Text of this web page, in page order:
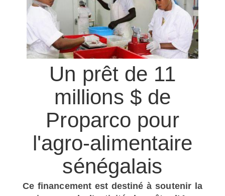
Un prêt de 11
millions $ de
Proparco pour
l'agro-alimentaire
sénégalais
Ce financement est destiné à soutenir la